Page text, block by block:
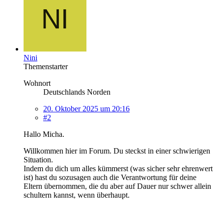
Nini
Themenstarter
Wohnort
Deutschlands Norden
20. Oktober 2025 um 20:16
#2
Hallo Micha.
Willkommen hier im Forum. Du steckst in einer schwierigen
Situation.
Indem du dich um alles kümmerst (was sicher sehr ehrenwert
ist) hast du sozusagen auch die Verantwortung für deine
Eltern übernommen, die du aber auf Dauer nur schwer allein
schultern kannst, wenn überhaupt.